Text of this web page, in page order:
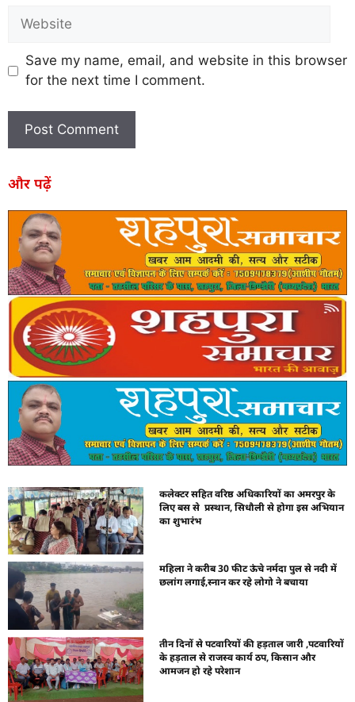
Save my name, email, and website in this browser
for the next time I comment.
और पढ़ें
कलेक्टर सहित वरिष्ठ अधिकारियों का अमरपुर के
लिए बस से प्रस्थान, सिधौली से होगा इस अभियान
का शुभारंभ
महिला ने करीब 30 फीट ऊंचे नर्मदा पुल से नदी में
छलांग लगाई,स्नान कर रहे लोगो ने बचाया
तीन दिनों से पटवारियों की हड़ताल जारी ,पटवारियों
के हड़ताल से राजस्व कार्य ठप, किसान और
आमजन हो रहे परेशान